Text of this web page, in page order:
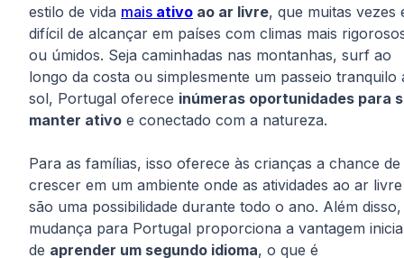
estilo de vida mais ativo ao ar livre, que muitas vezes
difícil de alcançar em países com climas mais
ou úmidos. Seja caminhadas nas montanhas, surf ao
longo da costa ou simplesmente um passeio tranquilo
sol, Portugal oferece inúmeras oportunidades para
manter ativo e conectado com a natureza.
Para as famílias, isso oferece às crianças a chance de
crescer em um ambiente onde as atividades ao ar livre
são uma possibilidade durante todo o ano. Além
mudança para Portugal proporciona a vantagem
de aprender um segundo idioma, o que é